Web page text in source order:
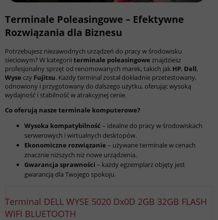
Terminale Poleasingowe – Efektywne
Rozwiązania dla Biznesu
Potrzebujesz niezawodnych urządzeń do pracy w środowisku
sieciowym? W kategorii terminale poleasingowe znajdziesz
profesjonalny sprzęt od renomowanych marek, takich jak HP, Dell,
Wyse czy Fujitsu. Każdy terminal został dokładnie przetestowany,
odnowiony i przygotowany do dalszego użytku, oferując wysoką
wydajność i stabilność w atrakcyjnej cenie.
Co oferują nasze terminale komputerowe?
Wysoka kompatybilność – idealne do pracy w środowiskach
serwerowych i wirtualnych desktopów.
Ekonomiczne rozwiązanie – używane terminale w cenach
znacznie niższych niż nowe urządzenia.
Gwarancja sprawności – każdy egzemplarz objęty jest
gwarancją dla Twojego spokoju.
Terminal DELL WYSE 5020 Dx0D 2GB 32GB FLASH
WIFI BLUETOOTH